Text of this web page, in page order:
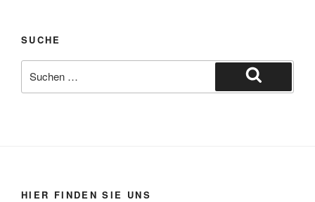
SUCHE
nach:
Suchen
HIER FINDEN SIE UNS